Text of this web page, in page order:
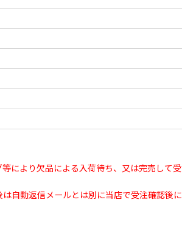
により欠品による入荷待ち、又は完売して
自動返信メールとは別に当店で受注確認後